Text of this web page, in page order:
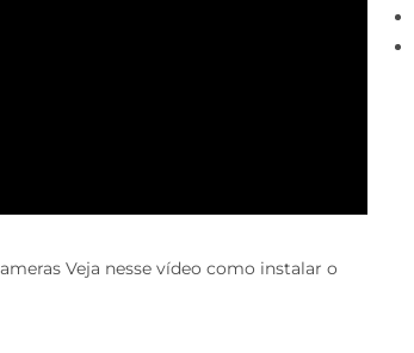
Veja nesse vídeo como instalar o